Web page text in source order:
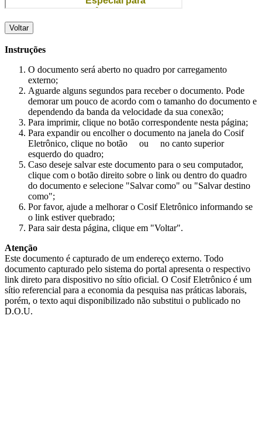
Voltar
Instruções
O documento será aberto no quadro por carregamento
externo;
Aguarde alguns segundos para receber o documento. Pode
demorar um pouco de acordo com o tamanho do documento e
dependendo da banda da velocidade da sua conexão;
Para imprimir, clique no botão correspondente nesta página;
Para expandir ou encolher o documento na janela do Cosif
Eletrônico, clique no botão
ou
no canto superior
esquerdo do quadro;
Caso deseje salvar este documento para o seu computador,
clique com o botão direito sobre o link ou dentro do quadro
do documento e selecione "Salvar como" ou "Salvar destino
como";
Por favor, ajude a melhorar o Cosif Eletrônico informando se
o link estiver quebrado;
Para sair desta página, clique em "Voltar".
Atenção
Este documento é capturado de um endereço externo. Todo
documento capturado pelo sistema do portal apresenta o respectivo
link direto para dispositivo no sítio oficial. O Cosif Eletrônico é um
sítio referencial para a economia da pesquisa nas práticas laborais,
porém, o texto aqui disponibilizado não substitui o publicado no
D.O.U.